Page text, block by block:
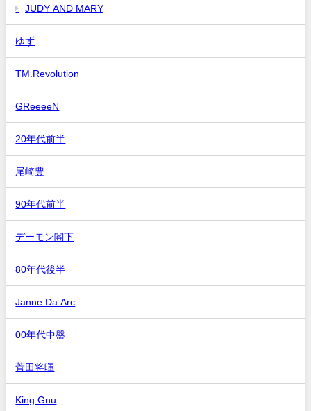
JUDY AND MARY
ゆず
TM.Revolution
GReeeeN
20年代前半
尾崎豊
90年代前半
デーモン閣下
80年代後半
Janne Da Arc
00年代中盤
菅田将暉
King Gnu